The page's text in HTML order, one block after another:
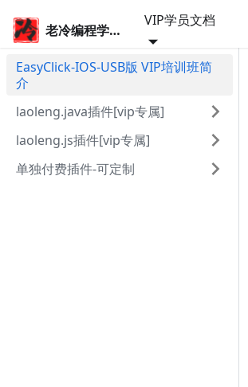
老冷编程学院
VIP学员文档
EasyClick-IOS-USB版 VIP培训班简
介
laoleng.java插件[vip专属]
laoleng.js插件[vip专属]
单独付费插件-可定制